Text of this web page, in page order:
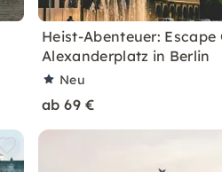
Heist-Abenteuer: Escape
Alexanderplatz in Berlin
Neu
ab 69 €